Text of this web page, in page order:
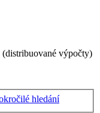
výpočty)
hledání